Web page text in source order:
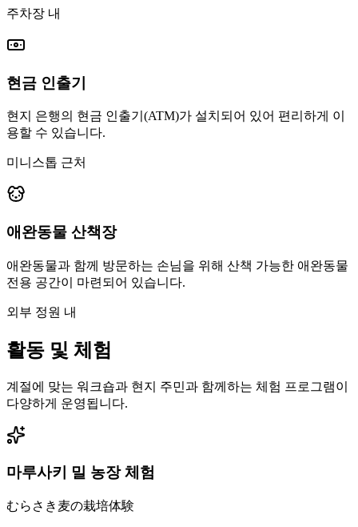
주차장 내
현금 인출기
현지 은행의 현금 인출기(ATM)가 설치되어 있어 편리하게 이
용할 수 있습니다.
미니스톱 근처
애완동물 산책장
애완동물과 함께 방문하는 손님을 위해 산책 가능한 애완동물
전용 공간이 마련되어 있습니다.
외부 정원 내
활동 및 체험
계절에 맞는 워크숍과 현지 주민과 함께하는 체험 프로그램이
다양하게 운영됩니다.
마루사키 밀 농장 체험
むらさき麦の栽培体験